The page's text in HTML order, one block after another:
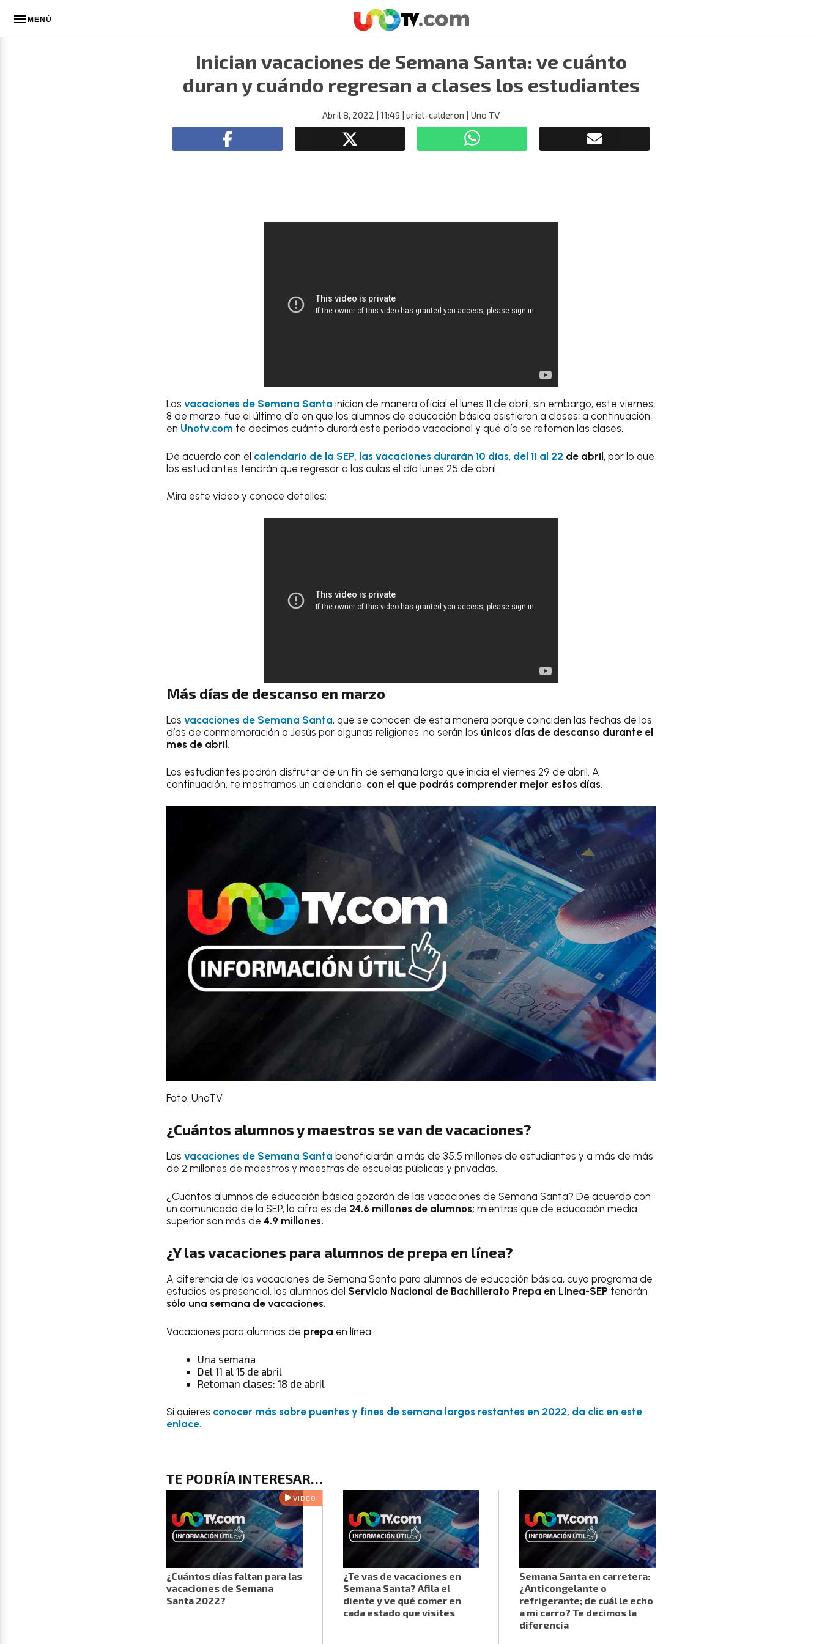
MENÚ
Inician vacaciones de Semana Santa: ve cuánto
duran y cuándo regresan a clases los estudiantes
Abril 8, 2022 | 11:49 | uriel-calderon | Uno TV
Las vacaciones de Semana Santa inician de manera oficial el lunes 11 de abril; sin embargo, este viernes,
8 de marzo, fue el último día en que los alumnos de educación básica asistieron a clases; a continuación,
en Unotv.com te decimos cuánto durará este periodo vacacional y qué día se retoman las clases.
De acuerdo con el calendario de la SEP, las vacaciones durarán 10 días, del 11 al 22 de abril, por lo que
los estudiantes tendrán que regresar a las aulas el día lunes 25 de abril.
Mira este video y conoce detalles:
Más días de descanso en marzo
Las vacaciones de Semana Santa, que se conocen de esta manera porque coinciden las fechas de los
días de conmemoración a Jesús por algunas religiones, no serán los únicos días de descanso durante el
mes de abril.
Los estudiantes podrán disfrutar de un fin de semana largo que inicia el viernes 29 de abril. A
continuación, te mostramos un calendario, con el que podrás comprender mejor estos días.
Foto: UnoTV
¿Cuántos alumnos y maestros se van de vacaciones?
Las vacaciones de Semana Santa beneficiarán a más de 35.5 millones de estudiantes y a más de más
de 2 millones de maestros y maestras de escuelas públicas y privadas.
¿Cuántos alumnos de educación básica gozarán de las vacaciones de Semana Santa? De acuerdo con
un comunicado de la SEP, la cifra es de 24.6 millones de alumnos; mientras que de educación media
superior son más de 4.9 millones.
¿Y las vacaciones para alumnos de prepa en línea?
A diferencia de las vacaciones de Semana Santa para alumnos de educación básica, cuyo programa de
estudios es presencial, los alumnos del Servicio Nacional de Bachillerato Prepa en Línea-SEP tendrán
sólo una semana de vacaciones.
Vacaciones para alumnos de prepa en línea:
Una semana
Del 11 al 15 de abril
Retoman clases: 18 de abril
Si quieres conocer más sobre puentes y fines de semana largos restantes en 2022, da clic en este
enlace.
TE PODRÍA INTERESAR…
VIDEO
¿Cuántos días faltan para las
vacaciones de Semana
Santa 2022?
¿Te vas de vacaciones en
Semana Santa? Afila el
diente y ve qué comer en
cada estado que visites
Semana Santa en carretera:
¿Anticongelante o
refrigerante; de cuál le echo
a mi carro? Te decimos la
diferencia